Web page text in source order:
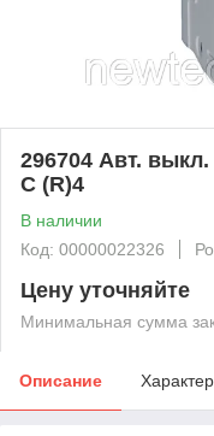
296704 Авт.
C (R)4
В наличии
Код: 00000022326
Цену уточняйте
Минимальная сумма
Описание